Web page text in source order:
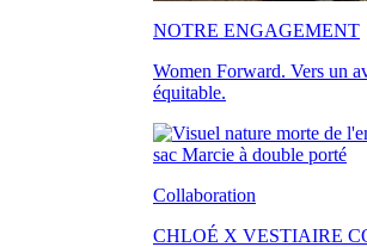
NOTRE ENGAGEMENT
Women Forward. Vers un
équitable.
Collaboration
CHLOÉ X VESTIAIRE